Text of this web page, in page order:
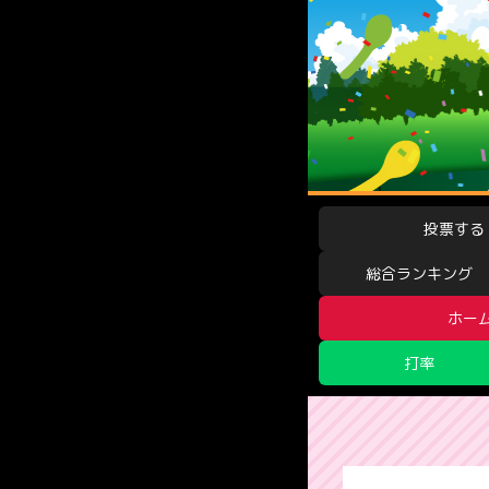
投票する
総合ランキング
ホー
打率